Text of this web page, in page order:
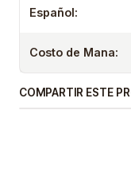
Español:
Costo de Mana:
COMPARTIR ESTE